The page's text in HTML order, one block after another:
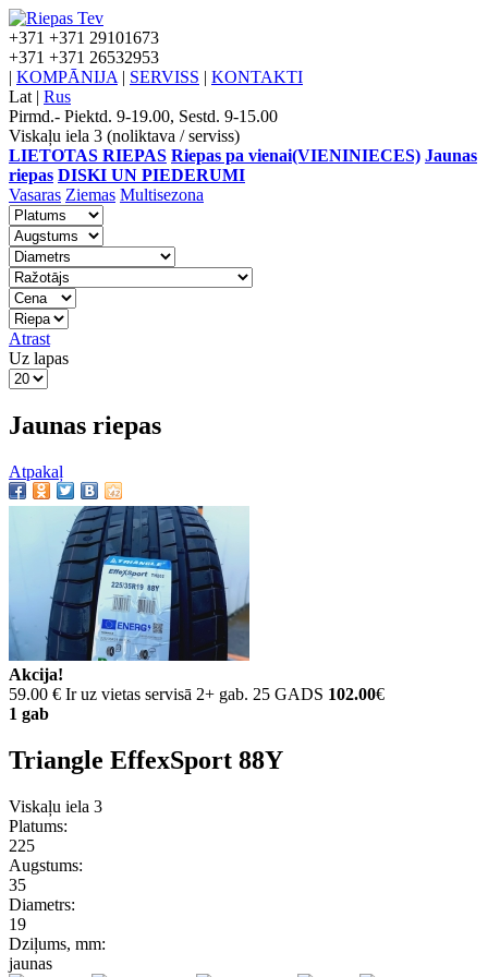
+371 +371 29101673
+371 +371 26532953
| KOMPĀNIJA | SERVISS | KONTAKTI
Lat | Rus
Pirmd.- Piektd. 9-19.00, Sestd. 9-15.00
Viskaļu iela 3 (noliktava / serviss)
LIETOTAS RIEPAS Riepas pa vienai(VIENINIECES) Jaunas
riepas DISKI UN PIEDERUMI
Vasaras Ziemas Multisezona
Atrast
Uz lapas
Jaunas riepas
Atpakaļ
Akcija!
59.00 € Ir uz vietas servisā 2+ gab. 25 GADS 102.00€
1 gab
Triangle EffexSport 88Y
Viskaļu iela 3
Platums:
225
Augstums:
35
Diametrs:
19
Dziļums, mm:
jaunas